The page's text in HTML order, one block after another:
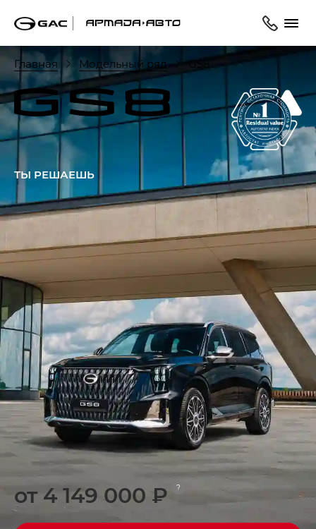
Главная Модельный ряд GS8
ТЫ РЕШАЕШЬ
от 4 149 000 ₽ ?